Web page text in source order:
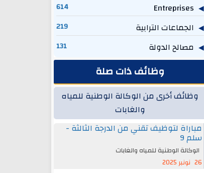
614
الجماعات الترابية 219
مصالح الدولة 131
وظائف ذات صلة
وظائف أخرى من الوكالة الوطنية للمياه
والغابات
مباراة لتوظيف تقني من الدرجة الثالثة -
سلم 9
الوكالة الوطنية للمياه والغابات
26 نونبر 2025